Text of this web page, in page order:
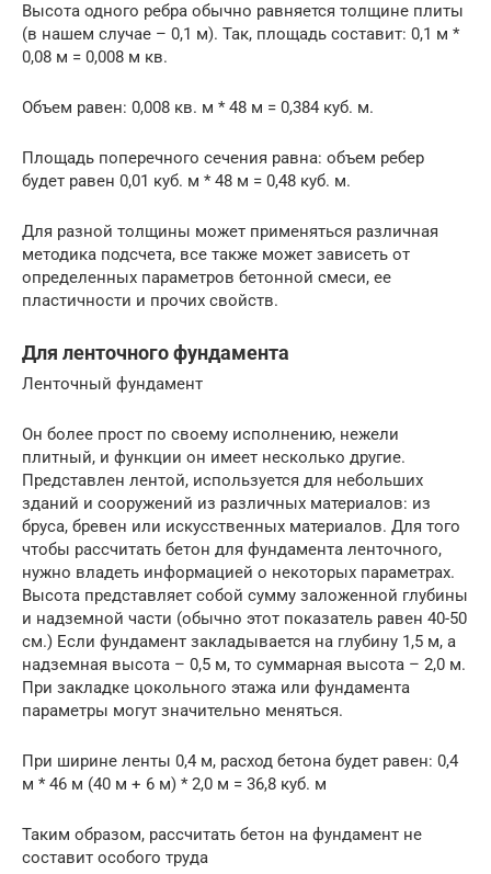
Высота одного ребра обычно равняется толщине плиты
(в нашем случае – 0,1 м). Так, площадь составит: 0,1 м *
0,08 м = 0,008 м кв.
Объем равен: 0,008 кв. м * 48 м = 0,384 куб. м.
Площадь поперечного сечения равна: объем ребер
будет равен 0,01 куб. м * 48 м = 0,48 куб. м.
Для разной толщины может применяться различная
методика подсчета, все также может зависеть от
определенных параметров бетонной смеси, ее
пластичности и прочих свойств.
Для ленточного фундамента
Ленточный фундамент
Он более прост по своему исполнению, нежели
плитный, и функции он имеет несколько другие.
Представлен лентой, используется для небольших
зданий и сооружений из различных материалов: из
бруса, бревен или искусственных материалов. Для того
чтобы рассчитать бетон для фундамента ленточного,
нужно владеть информацией о некоторых параметрах.
Высота представляет собой сумму заложенной глубины
и надземной части (обычно этот показатель равен 40-50
см.) Если фундамент закладывается на глубину 1,5 м, а
надземная высота – 0,5 м, то суммарная высота – 2,0 м.
При закладке цокольного этажа или фундамента
параметры могут значительно меняться.
При ширине ленты 0,4 м, расход бетона будет равен: 0,4
м * 46 м (40 м + 6 м) * 2,0 м = 36,8 куб. м
Таким образом, рассчитать бетон на фундамент не
составит особого труда